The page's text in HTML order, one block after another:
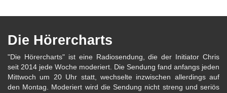
Die Hörercharts
"Die Hörercharts" ist eine Radiosendung, die der Initiator Chris
seit 2014 jede Woche moderiert. Die Sendung fand anfangs jeden
Mittwoch um 20 Uhr statt, wechselte inzwischen allerdings auf
den Montag. Moderiert wird die Sendung nicht streng und seriös